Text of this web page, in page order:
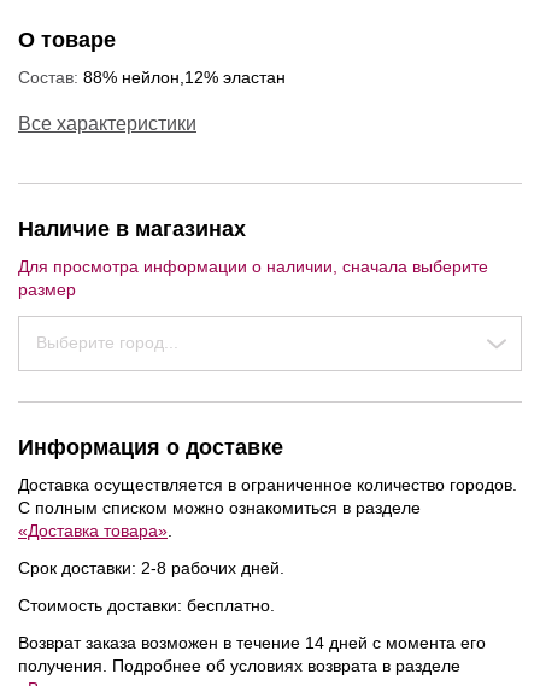
% %
О товаре
Состав: 88% нейлон,12% эластан
Все характеристики
Наличие в магазинах
Для просмотра информации о наличии, сначала выберите
размер
Выберите город...
Информация о доставке
Доставка осуществляется в ограниченное количество городов.
С полным списком можно ознакомиться в разделе
«Доставка товара»
Срок доставки: 2-8 рабочих дней.
Стоимость доставки: бесплатно.
Возврат заказа возможен в течение 14 дней с момента его
получения. Подробнее об условиях возврата в разделе